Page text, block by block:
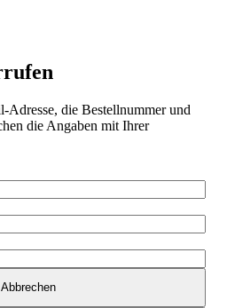
Adresse, die Bestellnummer und
die Angaben mit Ihrer
Abbrechen